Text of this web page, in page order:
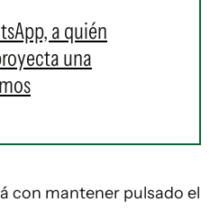
a quién
una
con mantener pulsado el